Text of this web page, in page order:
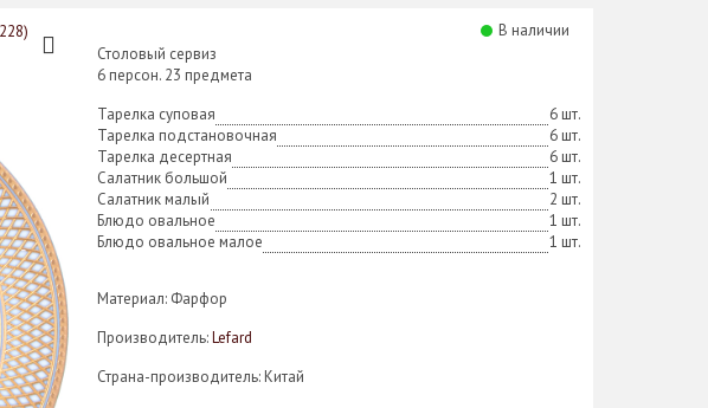
В наличии
Столовый сервиз
6 персон. 23 предмета
6 шт.
Тарелка суповая
6 шт.
Тарелка подстановочная
6 шт.
Тарелка десертная
1 шт.
Салатник большой
2 шт.
Салатник малый
1 шт.
Блюдо овальное
1 шт.
Блюдо овальное малое
Материал: Фарфор
Производитель:Lefard
Страна-производитель: Китай